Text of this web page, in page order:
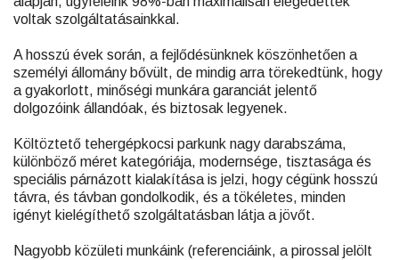
voltak szolgáltatásainkkal.
A hosszú évek során, a fejlődésünknek köszönhetően a
személyi állomány bővült, de mindig arra törekedtünk, hogy
a gyakorlott, minőségi munkára garanciát jelentő
dolgozóink állandóak, és biztosak legyenek.
Költöztető tehergépkocsi parkunk nagy darabszáma,
különböző méret kategóriája, modernsége, tisztasága és
speciális párnázott kialakítása is jelzi, hogy cégünk hosszú
távra, és távban gondolkodik, és a tökéletes, minden
igényt kielégíthető szolgáltatásban látja a jövőt.
Nagyobb közületi munkáink (referenciáink, a pirossal jelölt